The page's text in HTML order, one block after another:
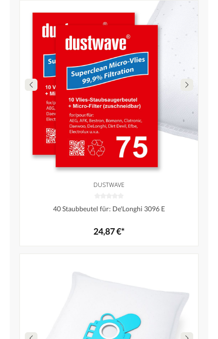
DUSTWAVE
40 Staubbeutel für: De'Longhi 3096 E
24,87 €*